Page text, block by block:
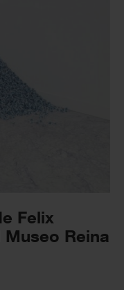
Felix
Reina